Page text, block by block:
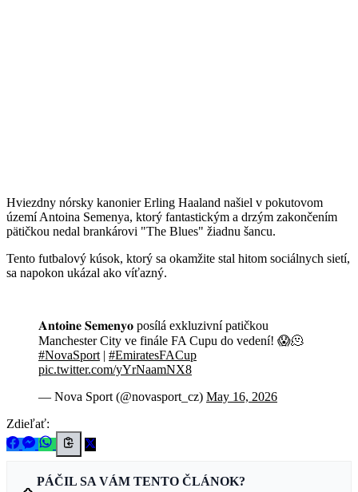
Hviezdny nórsky kanonier Erling Haaland našiel v pokutovom
území Antoina Semenya, ktorý fantastickým a drzým zakončením
pätičkou nedal brankárovi "The Blues" žiadnu šancu.
Tento futbalový kúsok, ktorý sa okamžite stal hitom sociálnych sietí,
sa napokon ukázal ako víťazný.
𝐀𝐧𝐭𝐨𝐢𝐧𝐞 𝐒𝐞𝐦𝐞𝐧𝐲𝐨 posílá exkluzivní patičkou
Manchester City ve finále FA Cupu do vedení! 😱🫠
#NovaSport | #EmiratesFACup
pic.twitter.com/yYrNaamNX8
— Nova Sport (@novasport_cz) May 16, 2026
Zdieľať:
PÁČIL SA VÁM TENTO ČLÁNOK?